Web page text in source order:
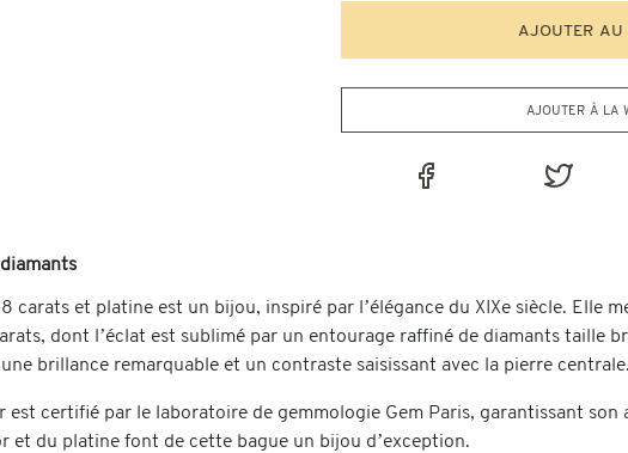
ajouter au
ajouter à la
carats et platine est un bijou, inspiré par l’élégance du XIXe siècle. Elle
dont l’éclat est sublimé par un entourage raffiné de diamants taille
brillance remarquable et un contraste saisissant avec la pierre centrale.
est certifié par le laboratoire de gemmologie Gem Paris, garantissant
et du platine font de cette bague un bijou d’exception.